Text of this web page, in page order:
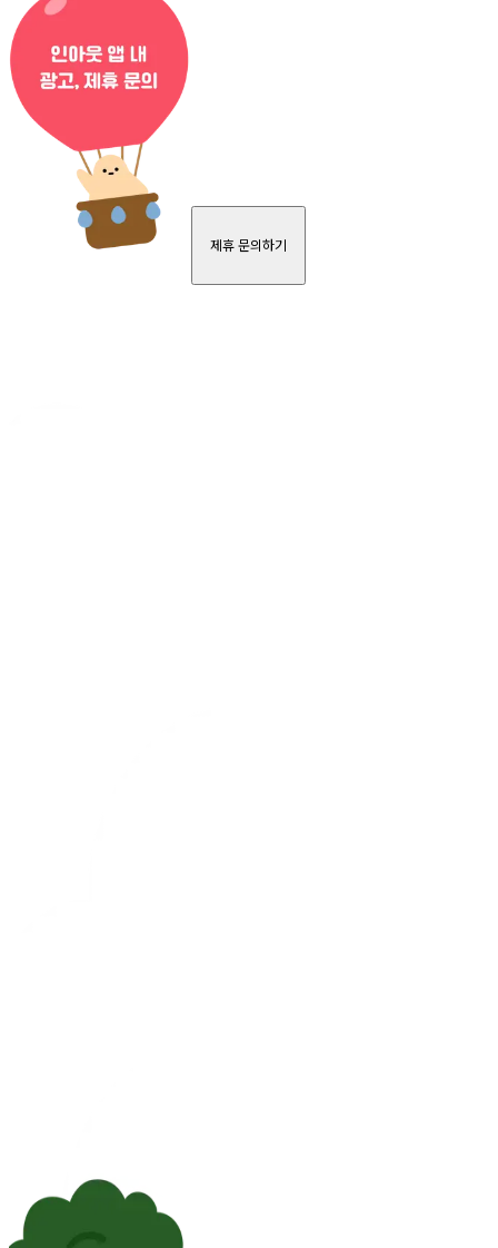
제휴 문의하기